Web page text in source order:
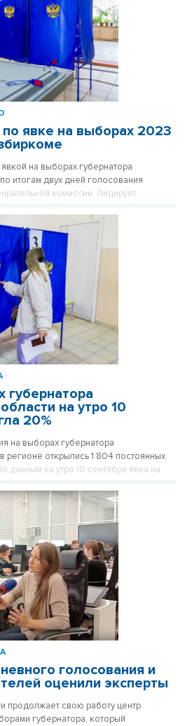
явке на выборах 2023
на выборах губернатора
итогам двух дней голосования
комиссии. Лидирует
и Железнодорожный среди
губернатора
на утро 10
20%
на выборах губернатора
регионе открылись 1 804 постоянных
данным на утро 10 сентября явка на
голосования и
оценили эксперты
продолжает свою работу центр
губернатора, который